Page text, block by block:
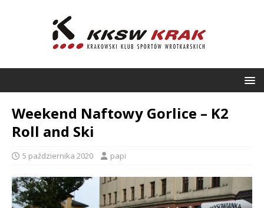
Weekend Naftowy Gorlice – K2
Roll and Ski
5 października 2020 papi